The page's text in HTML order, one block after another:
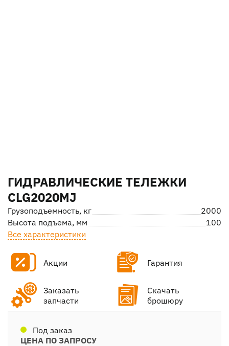
ГИДРАВЛИЧЕСКИЕ ТЕЛЕЖКИ
CLG2020MJ
Грузоподъемность, кг
2000
Высота подъема, мм
100
Все характеристики
Акции Гарантия
Заказать
запчасти
Скачать
брошюру
Под заказ
ЦЕНА ПО ЗАПРОСУ